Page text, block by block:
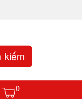
kiếm
0